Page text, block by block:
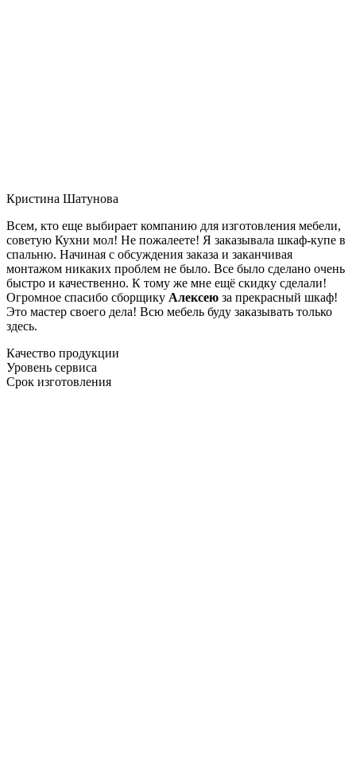
Кристина Шатунова
Всем, кто еще выбирает компанию для изготовления мебели,
советую Кухни мол! Не пожалеете! Я заказывала шкаф-купе в
спальню. Начиная с обсуждения заказа и заканчивая
монтажом никаких проблем не было. Все было сделано очень
быстро и качественно. К тому же мне ещё скидку сделали!
Огромное спасибо сборщику Алексею за прекрасный шкаф!
Это мастер своего дела! Всю мебель буду заказывать только
здесь.
Качество продукции
Уровень сервиса
Срок изготовления